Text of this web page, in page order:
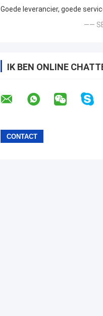
Goede leverancier, goede
——
IK BEN ONLINE